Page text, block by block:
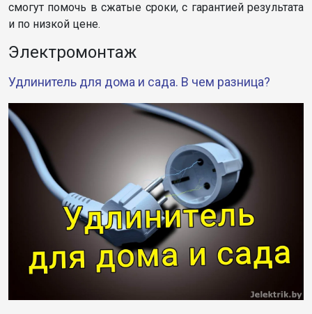
смогут помочь в сжатые сроки, с гарантией результата
и по низкой цене.
Электромонтаж
Удлинитель для дома и сада. В чем разница?